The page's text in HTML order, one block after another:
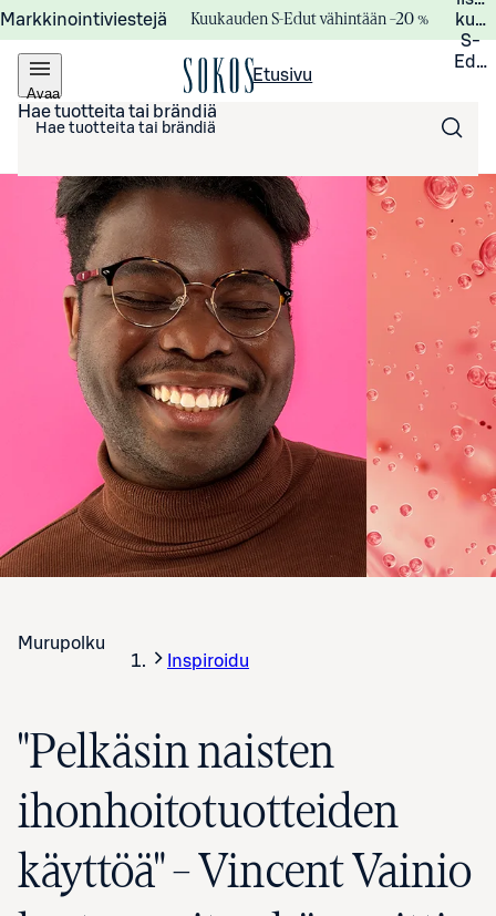
Markkinointiviestejä Kuukauden S-Edut vähintään –20 %
S-
Avaa
valikko
Etusivu
Hae tuotteita tai brändiä
Murupolku
Inspiroidu
"Pelkäsin naisten
ihonhoitotuotteiden
käyttöä" – Vincent Vainio